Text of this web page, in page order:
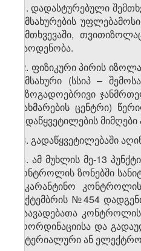
11. დადასტურებული
სამსახურების
შემთხვევაში,
რაოდენობა.
12. ფიზიკური პირის
სამსახური (სსიპ –
საზოგადოებრივი
დახმარების ცენტრი)
გადაწყვეტილების
13. გადაწყვეტილებაში
14. ამ მუხლის მე-13
კონტროლის ზონებში
საკარანტინო
სექტემბრის №454
დაავადებათა
კოორდინაციისა და
მატერიალური ან